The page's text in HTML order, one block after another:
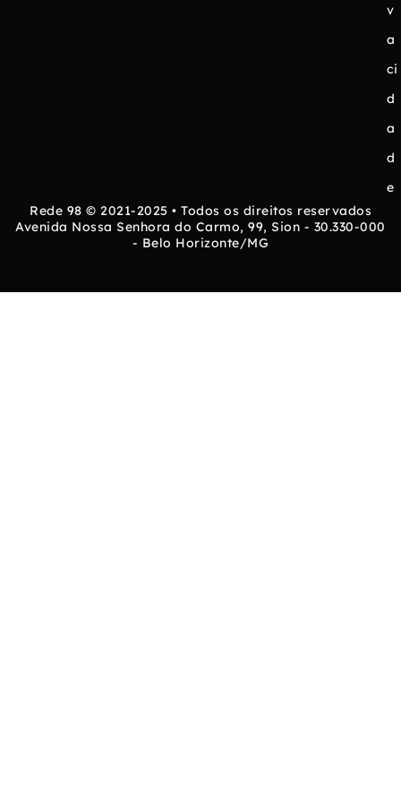
v
a
ci
d
a
d
e
Rede 98 © 2021-2025 • Todos os direitos reservados
Avenida Nossa Senhora do Carmo, 99, Sion - 30.330-000
- Belo Horizonte/MG